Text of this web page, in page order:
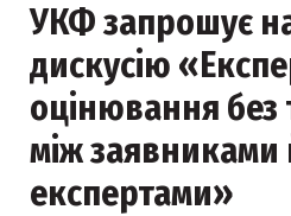
УКФ запрошує
дискусію
оцінювання без
між заявниками
експертами»